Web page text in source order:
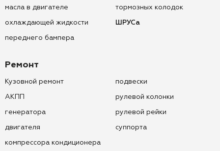
масла в двигателе
охлаждающей жидкости
переднего бампера
тормозных колодок
ШРУСа
Ремонт
Кузовной ремонт
АКПП
генератора
двигателя
компрессора кондиционера
подвески
рулевой колонки
рулевой рейки
суппорта